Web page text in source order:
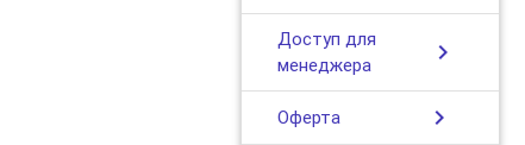
Доступ для
менеджера
chevron_right
Оферта chevron_right